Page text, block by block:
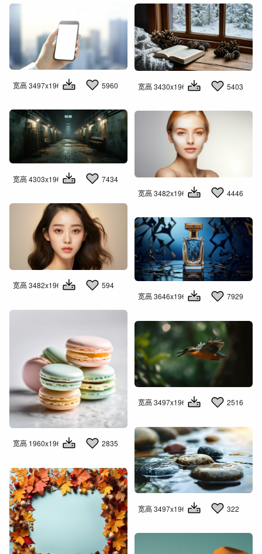
宽高 3497x1960 5960 宽高 3430x1960 5403
宽高 4303x1960
7434
宽高 3482x1960
4446
宽高 3482x1960
594
宽高 3646x1960
7929
宽高 1960x1960 2835
宽高 3497x1960 2516
宽高 3497x1960 322